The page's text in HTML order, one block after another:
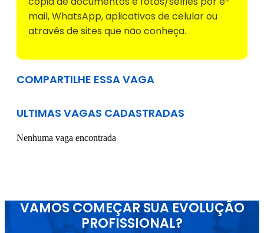
mail, WhatsApp, aplicativos de celular ou
através de sites que não conheça.
COMPARTILHE ESSA VAGA
ULTIMAS VAGAS CADASTRADAS
Nenhuma vaga encontrada
VAMOS COMEÇAR SUA EVOLUÇÃO
PROFISSIONAL?